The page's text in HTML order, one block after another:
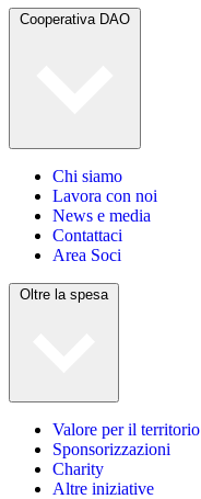
Cooperativa DAO
Chi siamo
Lavora con noi
News e media
Contattaci
Area Soci
Oltre la spesa
Valore per il territorio
Sponsorizzazioni
Charity
Altre iniziative